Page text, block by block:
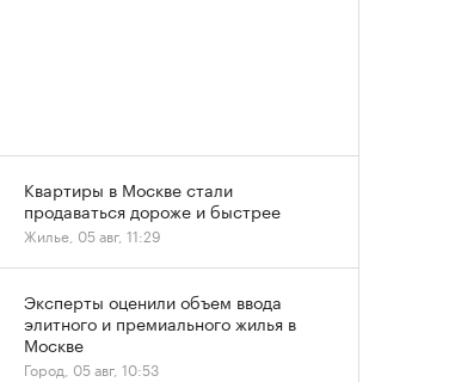
Квартиры в Москве стали
продаваться дороже и быстрее
Жилье, 05 авг, 11:29
Эксперты оценили объем ввода
элитного и премиального жилья в
Москве
Город, 05 авг, 10:53